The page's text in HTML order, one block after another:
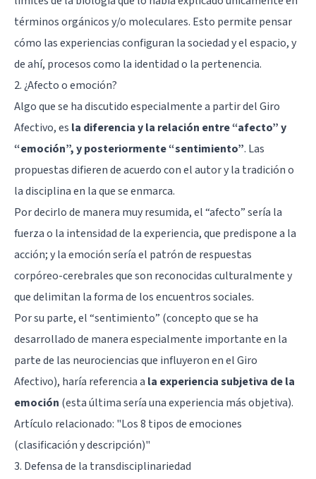
términos orgánicos y/o moleculares. Esto permite pensar
cómo las experiencias configuran la sociedad y el espacio, y
de ahí, procesos como la identidad o la pertenencia.
2. ¿Afecto o emoción?
Algo que se ha discutido especialmente a partir del Giro
Afectivo, es la diferencia y la relación entre “afecto” y
“emoción”, y posteriormente “sentimiento”. Las
propuestas difieren de acuerdo con el autor y la tradición o
la disciplina en la que se enmarca.
Por decirlo de manera muy resumida, el “afecto” sería la
fuerza o la intensidad de la experiencia, que predispone a la
acción; y la emoción sería el patrón de respuestas
corpóreo-cerebrales que son reconocidas culturalmente y
que delimitan la forma de los encuentros sociales.
Por su parte, el “sentimiento” (concepto que se ha
desarrollado de manera especialmente importante en la
parte de las neurociencias que influyeron en el Giro
Afectivo), haría referencia a la experiencia subjetiva de la
emoción (esta última sería una experiencia más objetiva).
Artículo relacionado: "Los 8 tipos de emociones
(clasificación y descripción)"
3. Defensa de la transdisciplinariedad